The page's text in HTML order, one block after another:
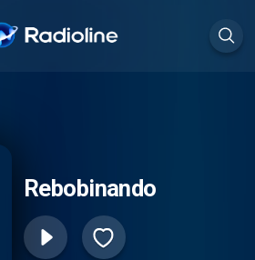
Rebobinando